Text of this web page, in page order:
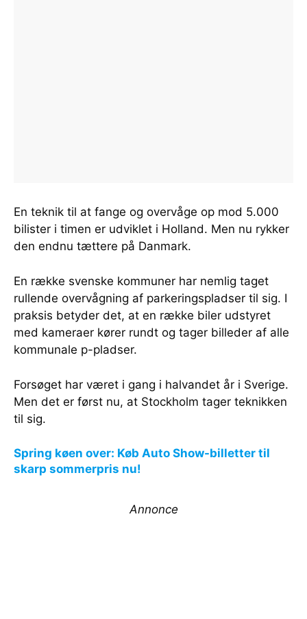
En teknik til at fange og overvåge op mod 5.000
bilister i timen er udviklet i Holland. Men nu rykker
den endnu tættere på Danmark.
En række svenske kommuner har nemlig taget
rullende overvågning af parkeringspladser til sig. I
praksis betyder det, at en række biler udstyret
med kameraer kører rundt og tager billeder af alle
kommunale p-pladser.
Forsøget har været i gang i halvandet år i Sverige.
Men det er først nu, at Stockholm tager teknikken
til sig.
Spring køen over: Køb Auto Show-billetter til
skarp sommerpris nu!
Annonce